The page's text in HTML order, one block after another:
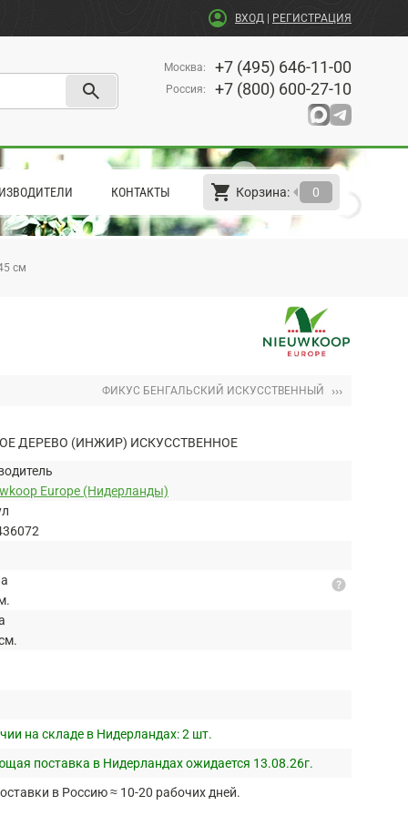
account_circle ВХОД РЕГИСТРАЦИЯ
search
Москва: +7 (495) 646-11-00
Россия: +7 (800) 600-27-10
КОНТАКТЫ shopping_cart Корзина: 0
arrow_left
см
ФИКУС БЕНГАЛЬСКИЙ ИСКУССТВЕННЫЙ ›››
ДЕРЕВО (ИНЖИР) ИСКУССТВЕННОЕ
Europe (Нидерланды)
help
на складе в Нидерландах:2 шт.
поставка в Нидерландах ожидается 13.08.26г.
в Россию ≈ 10-20 рабочих дней.